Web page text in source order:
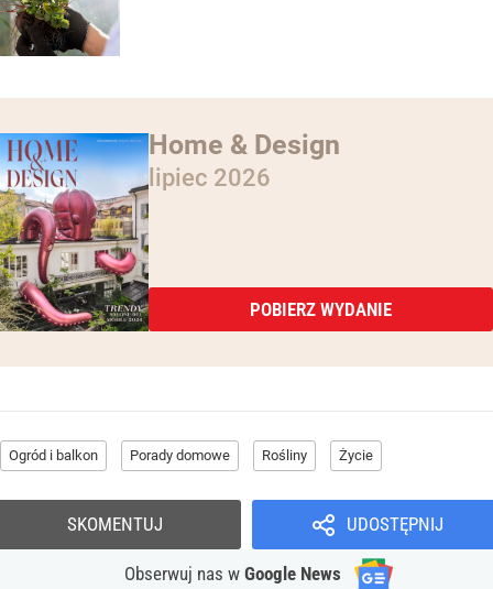
Home & Design
lipiec 2026
POBIERZ WYDANIE
Ogród i balkon Porady domowe Rośliny Życie
UDOSTĘPNIJ
Obserwuj nas w Google News
SKOMENTUJ